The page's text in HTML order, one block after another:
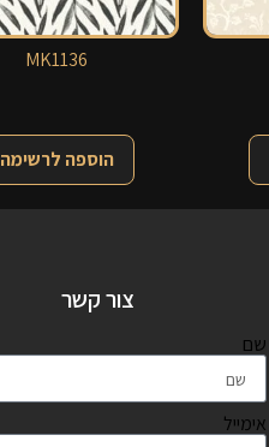
MK1136
הוספה לרשימה
צור קשר
שם
אימייל